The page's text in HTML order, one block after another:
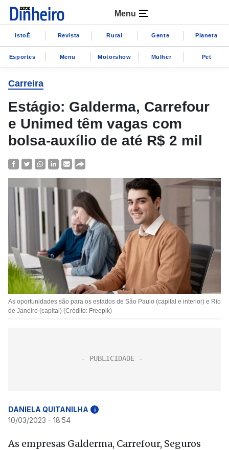
Menu
IstoÉ Revista Rural Gente Planeta
Esportes Menu Motorshow Mulher Pet
Carreira
Estágio: Galderma, Carrefour
e Unimed têm vagas com
bolsa-auxílio de até R$ 2 mil
As oportunidades são para os estados de São Paulo (capital e interior) e Rio
de Janeiro (capital) (Crédito: Freepik)
DANIELA QUITANILHA i
10/03/2023 - 18:54
As empresas Galderma, Carrefour, Seguros